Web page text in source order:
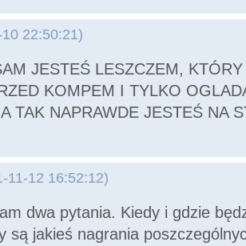
22:50:21)
JESTEŚ LESZCZEM,
KOMPEM I TYLKO
TAK NAPRAWDE JESTEŚ NA
11-12 16:52:12)
dwa pytania. Kiedy i gdzie
są jakieś nagrania